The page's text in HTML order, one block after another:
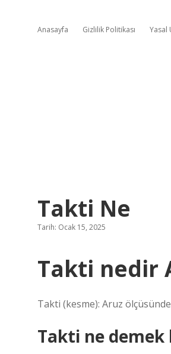
Anasayfa Gizlilik Politikası Yasal
Takti Ne
Tarih: Ocak 15, 2025
Takti nedir
Takti (kesme): Aruz
Takti ne demek